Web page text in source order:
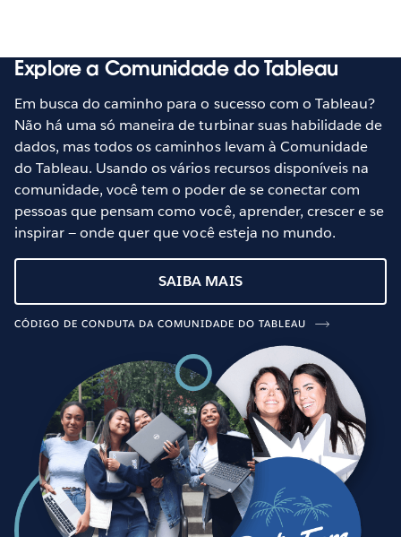
Explore a Comunidade do Tableau
Em busca do caminho para o sucesso com o Tableau?
Não há uma só maneira de turbinar suas habilidade de
dados, mas todos os caminhos levam à Comunidade
do Tableau. Usando os vários recursos disponíveis na
comunidade, você tem o poder de se conectar com
pessoas que pensam como você, aprender, crescer e se
inspirar — onde quer que você esteja no mundo.
SAIBA MAIS
CÓDIGO DE CONDUTA DA COMUNIDADE DO TABLEAU